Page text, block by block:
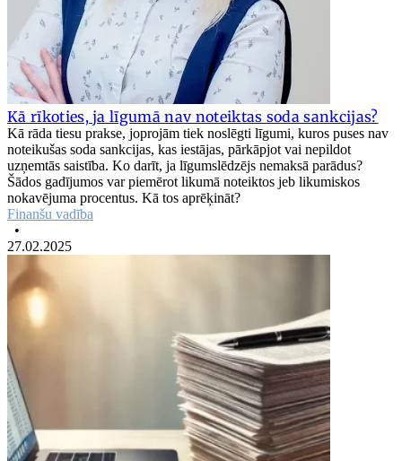
Kā rīkoties, ja līgumā nav noteiktas soda sankcijas?
Kā rāda tiesu prakse, joprojām tiek noslēgti līgumi, kuros puses nav
noteikušas soda sankcijas, kas iestājas, pārkāpjot vai nepildot
uzņemtās saistība. Ko darīt, ja līgumslēdzējs nemaksā parādus?
Šādos gadījumos var piemērot likumā noteiktos jeb likumiskos
nokavējuma procentus. Kā tos aprēķināt?
Finanšu vadība
•
27.02.2025